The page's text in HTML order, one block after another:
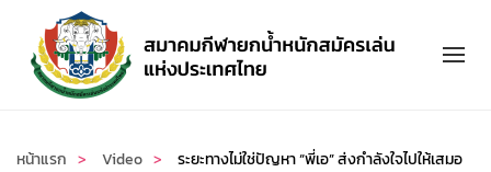
Skip to main content
หน้าแรก Video ระยะทางไม่ใช่ปัญหา “พี่เอ” ส่งกำลังใจไปให้เสมอ